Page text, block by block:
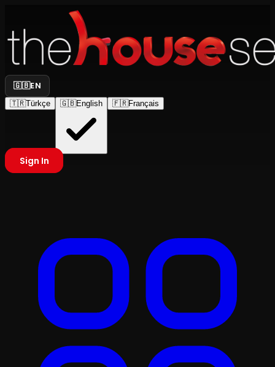
🇬🇧EN
🇹🇷Türkçe 🇬🇧English 🇫🇷Français
Sign In